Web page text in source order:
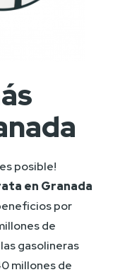
posible!
en Granada
por
de
gasolineras
millones de